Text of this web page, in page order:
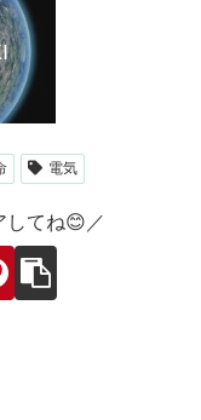
電気
してね😊／